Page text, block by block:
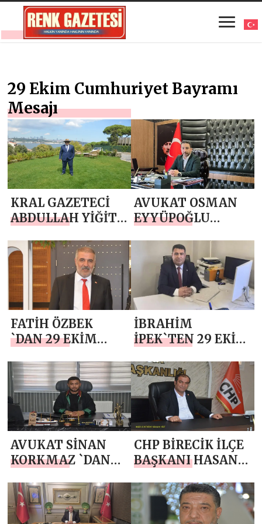
29 Ekim Cumhuriyet Bayramı
Mesajı
KRAL GAZETECİ
ABDULLAH YİĞİT
CUMHURİYET
BAYRAMI MESAJI
AVUKAT OSMAN
EYYÜPOĞLU
CUMHURİYET
BAYRAMI MESAJI
FATİH ÖZBEK
`DAN 29 EKİM
BAYRAMI MESAJI
İBRAHİM
İPEK`TEN 29 EKİM
BAYRAMI MESAJI
AVUKAT SİNAN
KORKMAZ `DAN
CUMHURİYET
BAYRAMI MESAJI
CHP BİRECİK İLÇE
BAŞKANI HASAN
EKİM
CUMHURİYET
BAYRAMI MESAJI